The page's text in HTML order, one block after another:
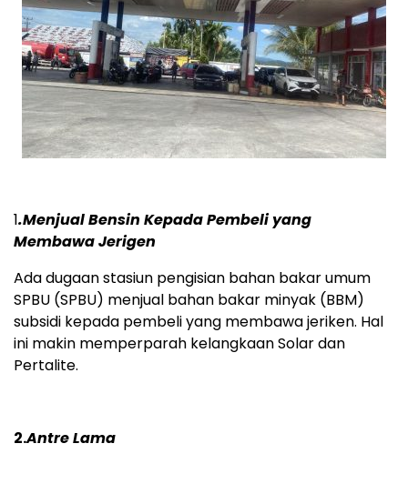
1.Menjual Bensin Kepada Pembeli yang
Membawa Jerigen
Ada dugaan stasiun pengisian bahan bakar umum
SPBU (SPBU) menjual bahan bakar minyak (BBM)
subsidi kepada pembeli yang membawa jeriken. Hal
ini makin memperparah kelangkaan Solar dan
Pertalite.
2.Antre Lama